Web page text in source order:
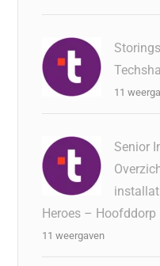
11
Senior
Heroes – Hoofddorp
11 weergaven